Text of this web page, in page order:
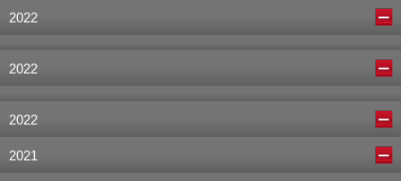
2022
2022
2022
2021